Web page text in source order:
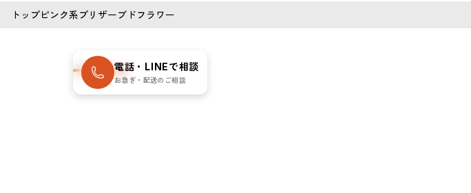
トップピンク系プリザーブドフラワー
SOLD OUT
数量限定・売
切れ
電話・LINEで相談
お急ぎ・配送のご相談